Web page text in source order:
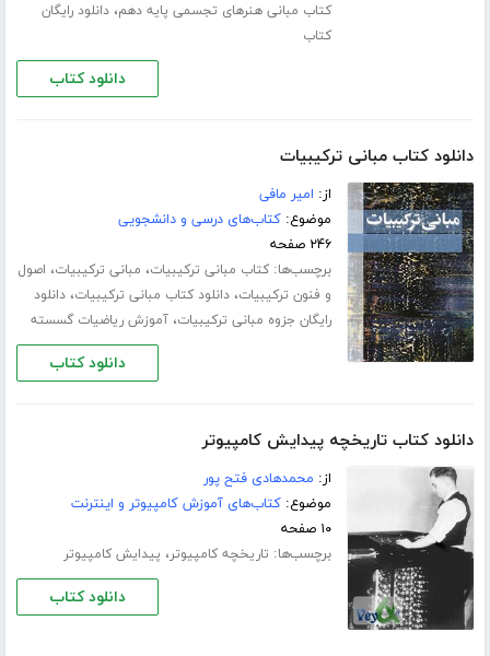
کتاب مبانی هنرهای تجسمی پایه دهم،دانلود رایگان
کتاب
دانلود کتاب
دانلود کتاب مبانی ترکیبیات
از: امیر مافی
موضوع:کتاب‌های درسی و دانشجویی
۲۴۶ صفحه
برچسب‌ها:کتاب مبانی ترکیبیات، مبانی ترکیبیات، اصول
و فنون ترکیبیات،دانلود کتاب مبانی ترکیبیات،دانلود
رایگان جزوه مبانی ترکیبیات،آموزش ریاضیات گسسته
دانلود کتاب
دانلود کتاب تاریخچه پیدایش کامپیوتر
از: محمدهادی فتح پور
موضوع:کتاب‌های آموزش کامپیوتر و اینترنت
۱۰ صفحه
برچسب‌ها: تاریخچه کامپیوتر، پیدایش کامپیوتر
دانلود کتاب